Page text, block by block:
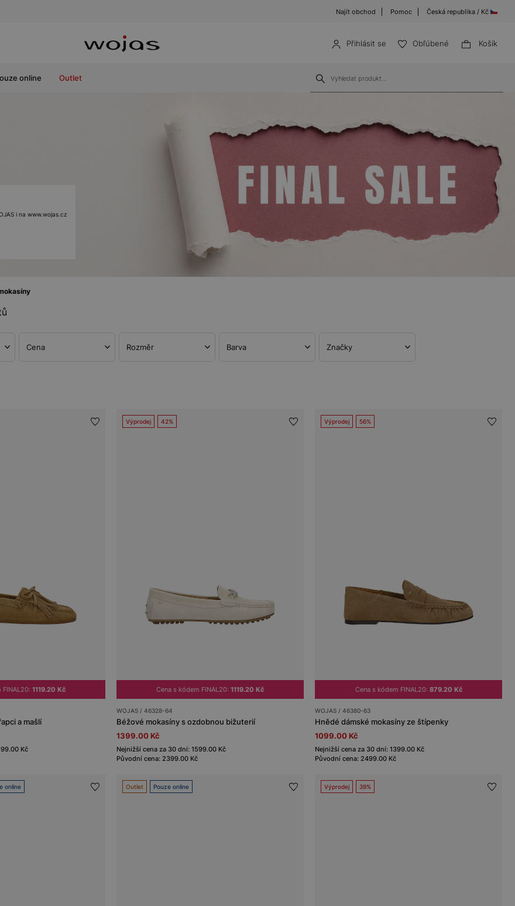
Najít obchod Pomoc Česká republika / Kč
Přihlásit se Obľúbené Košík
online Outlet
i na www.wojas.cz
Cena Rozměr Barva Značky
FINAL20:1119.20 Kč
a mašlí
Kč
Výprodej 42%
Cena s kódem FINAL20:1119.20 Kč
WOJAS / 46328-64
Béžové mokasíny s ozdobnou bižuterií
1399.00 Kč
Nejnižší cena za 30 dní: 1599.00 Kč
Původní cena: 2399.00 Kč
Výprodej 56%
Cena s kódem FINAL20: 879.20 Kč
WOJAS / 46380-63
Hnědé dámské mokasíny ze štípenky
1099.00 Kč
Nejnižší cena za 30 dní: 1399.00 Kč
Původní cena: 2499.00 Kč
online Outlet Pouze online Výprodej 39%